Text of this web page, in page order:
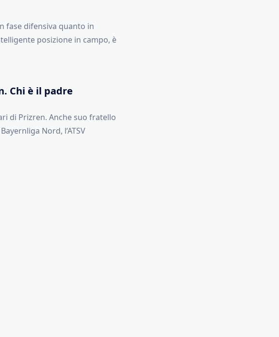
fase difensiva quanto in
posizione in campo, è
Chi è il padre
di Prizren. Anche suo fratello
Nord, l’ATSV